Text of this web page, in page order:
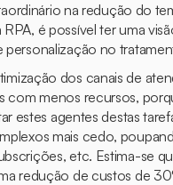
na redução do
é possível ter uma
no
dos canais de
com menos recursos,
estes agentes destas
mais cedo,
etc. Estima-se
redução de custos de